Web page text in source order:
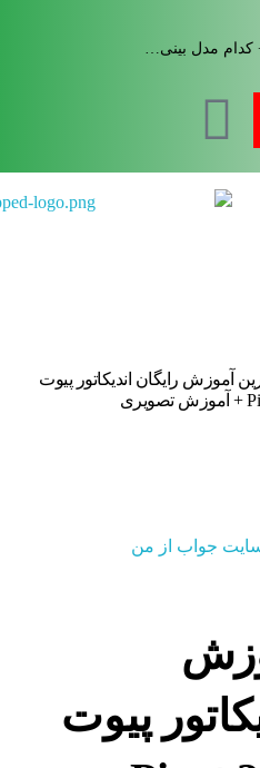
+ کدام مدل بینی…
آموزش رایگان اندیکاتور پیوت
پیوت